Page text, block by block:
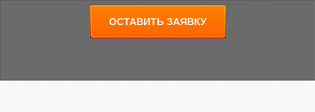
ОСТАВИТЬ ЗАЯВКУ